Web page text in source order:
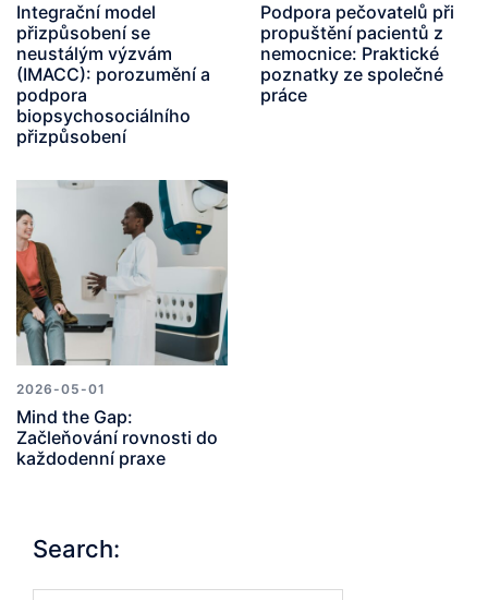
Integrační model
přizpůsobení se
neustálým výzvám
(IMACC): porozumění a
podpora
biopsychosociálního
přizpůsobení
Podpora pečovatelů při
propuštění pacientů z
nemocnice: Praktické
poznatky ze společné
práce
2026-05-01
Mind the Gap:
Začleňování rovnosti do
každodenní praxe
Search: